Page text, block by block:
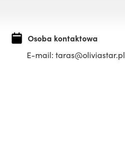
Osoba kontaktowa
E-mail: taras@oliviastar.pl